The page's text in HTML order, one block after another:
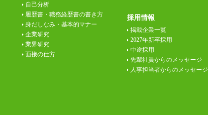
自己分析
履歴書・職務経歴書の書き方
身だしなみ・基本的マナー
企業研究
業界研究
面接の仕方
採用情報
掲載企業一覧
2027年新卒採用
中途採用
先輩社員からのメッセージ
人事担当者からのメッセージ